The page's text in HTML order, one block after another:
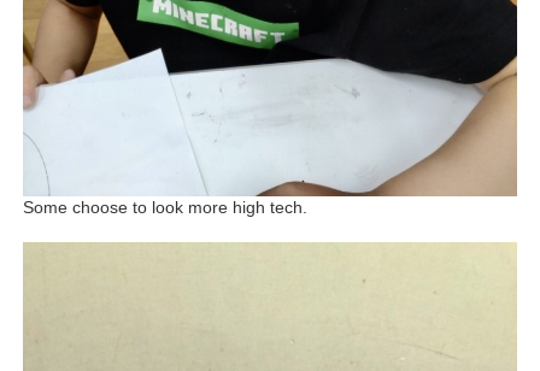
Some choose to look more high tech.